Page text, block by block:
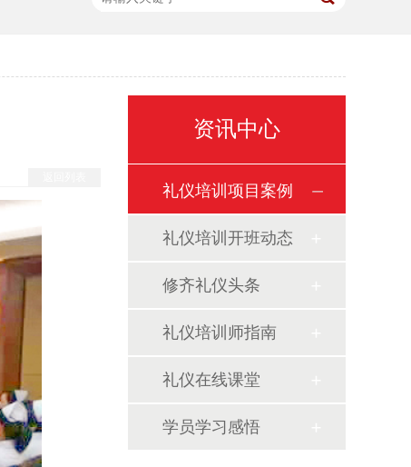
资讯中心
礼仪培训项目案例
礼仪培训开班动态
修齐礼仪头条
礼仪培训师指南
礼仪在线课堂
学员学习感悟